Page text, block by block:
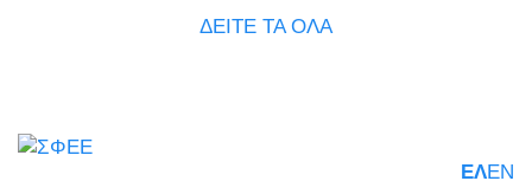
ΔΕΙΤΕ ΤΑ ΟΛΑ
ΕΛEN